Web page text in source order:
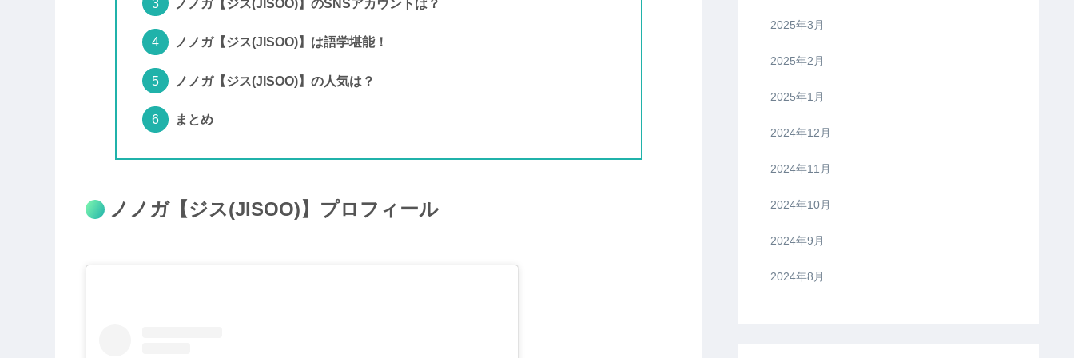
ノノガ【ジス(JISOO)】のSNSアカウントは？
ノノガ【ジス(JISOO)】は語学堪能！
ノノガ【ジス(JISOO)】の人気は？
まとめ
ノノガ【ジス(JISOO)】プロフィール
2025年3月
2025年2月
2025年1月
2024年12月
2024年11月
2024年10月
2024年9月
2024年8月